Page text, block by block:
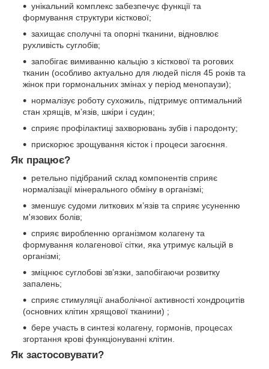
унікальний комплекс забезпечує функції та
формування структури кісткової;
захищає сполучні та опорні тканини, відновлює
рухливість суглобів;
запобігає вимиванню кальцію з кісткової та рогових
тканин (особливо актуально для людей після 45 років та
жінок при гормональних змінах у період менопаузи);
нормалізує роботу сухожиль, підтримує оптимальний
стан хрящів, м’язів, шкіри і судин;
сприяє профілактиці захворювань зубів і пародонту;
прискорює зрощування кісток і процеси загоєння.
Як працює?
ретельно підібраний склад компонентів сприяє
нормалізації мінерального обміну в організмі;
зменшує судоми литкових м’язів та сприяє усуненню
м'язових болів;
сприяє виробленню організмом колагену та
формування колагенової сітки, яка утримує кальцій в
організмі;
зміцнює суглобові зв’язки, запобігаючи розвитку
запалень;
сприяє стимуляції анаболічної активності хондроцитів
(основних клітин хрящової тканини) ;
бере участь в синтезі колагену, гормонів, процесах
згортання крові функціонуванні клітин.
Як застосовувати?